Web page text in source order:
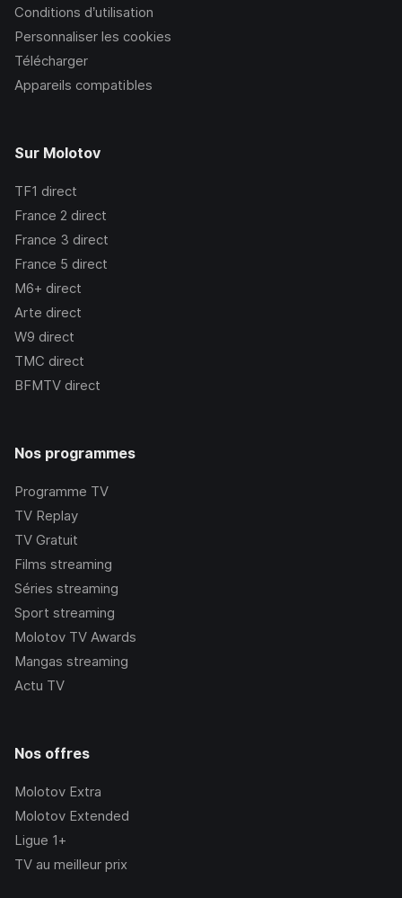
Conditions d’utilisation
Personnaliser les cookies
Télécharger
Appareils compatibles
Sur Molotov
TF1 direct
France 2 direct
France 3 direct
France 5 direct
M6+ direct
Arte direct
W9 direct
TMC direct
BFMTV direct
Nos programmes
Programme TV
TV Replay
TV Gratuit
Films streaming
Séries streaming
Sport streaming
Molotov TV Awards
Mangas streaming
Actu TV
Nos offres
Molotov Extra
Molotov Extended
Ligue 1+
TV au meilleur prix